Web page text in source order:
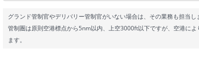
グランド管制官やデリバリー管制官がいない場合は、その業務も担当し
管制圏は原則空港標点から5nm以内、上空3000ft以下ですが、空港に
ます。